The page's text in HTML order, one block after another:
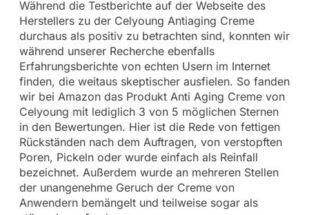
Während die Testberichte auf der Webseite des
Herstellers zu der Celyoung Antiaging Creme
durchaus als positiv zu betrachten sind, konnten wir
während unserer Recherche ebenfalls
Erfahrungsberichte von echten Usern im Internet
finden, die weitaus skeptischer ausfielen. So fanden
wir bei Amazon das Produkt Anti Aging Creme von
Celyoung mit lediglich 3 von 5 möglichen Sternen
in den Bewertungen. Hier ist die Rede von fettigen
Rückständen nach dem Auftragen, von verstopften
Poren, Pickeln oder wurde einfach als Reinfall
bezeichnet. Außerdem wurde an mehreren Stellen
der unangenehme Geruch der Creme von
Anwendern bemängelt und teilweise sogar als